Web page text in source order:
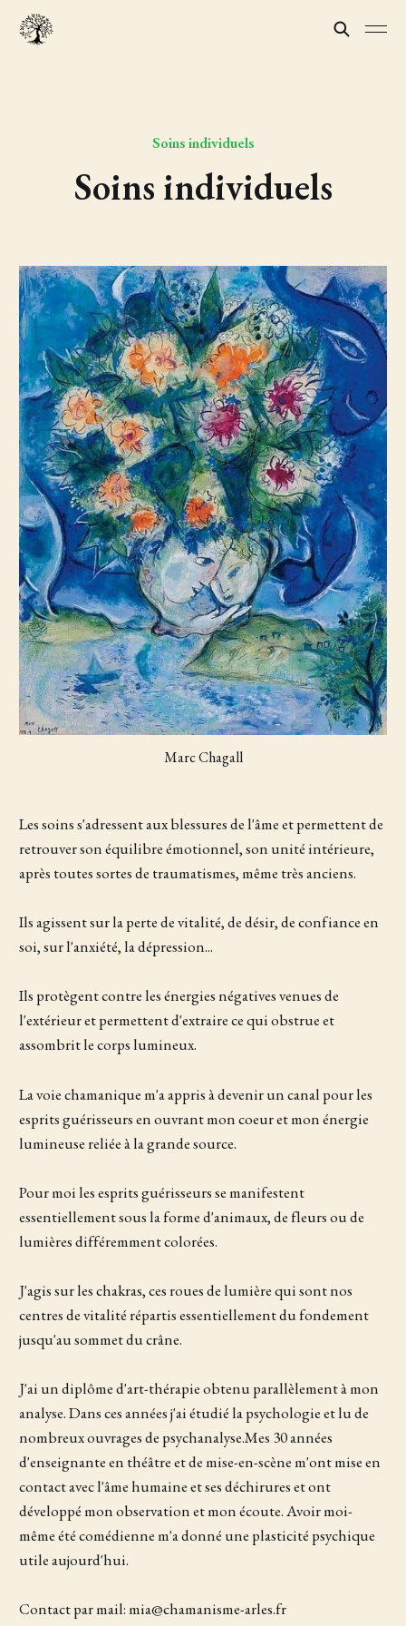
Soins individuels
Soins individuels
Marc Chagall
Les soins s'adressent aux blessures de l'âme et permettent de
retrouver son équilibre émotionnel, son unité intérieure,
après toutes sortes de traumatismes, même très anciens.
Ils agissent sur la perte de vitalité, de désir, de confiance en
soi, sur l'anxiété, la dépression...
Ils protègent contre les énergies négatives venues de
l'extérieur et permettent d'extraire ce qui obstrue et
assombrit le corps lumineux.
La voie chamanique m'a appris à devenir un canal pour les
esprits guérisseurs en ouvrant mon coeur et mon énergie
lumineuse reliée à la grande source.
Pour moi les esprits guérisseurs se manifestent
essentiellement sous la forme d'animaux, de fleurs ou de
lumières différemment colorées.
J'agis sur les chakras, ces roues de lumière qui sont nos
centres de vitalité répartis essentiellement du fondement
jusqu'au sommet du crâne.
J'ai un diplôme d'art-thérapie obtenu parallèlement à mon
analyse. Dans ces années j'ai étudié la psychologie et lu de
nombreux ouvrages de psychanalyse.Mes 30 années
d'enseignante en théâtre et de mise-en-scène m'ont mise en
contact avec l'âme humaine et ses déchirures et ont
développé mon observation et mon écoute. Avoir moi-
même été comédienne m'a donné une plasticité psychique
utile aujourd'hui.
Contact par mail: mia@chamanisme-arles.fr